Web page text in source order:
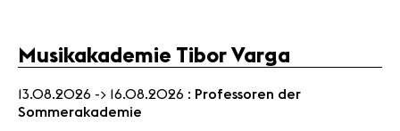
Musikakademie Tibor Varga
13.08.2026 -> 16.08.2026 : Professoren der
Sommerakademie